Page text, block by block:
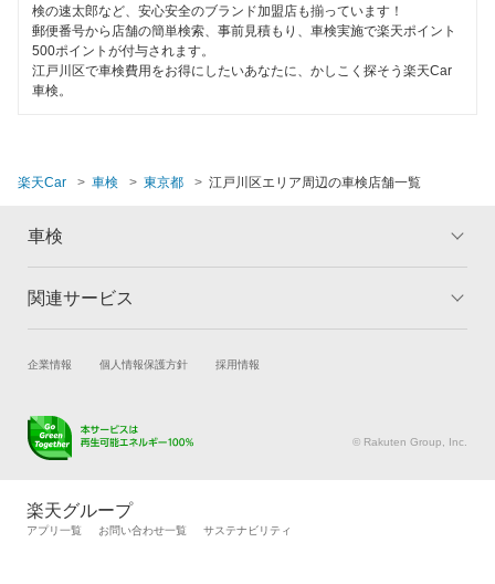
目黒区
閉じる
検の速太郎など、安心安全のブランド加盟店も揃っています！
郵便番号から店舗の簡単検索、事前見積もり、車検実施で楽天ポイント
500ポイントが付与されます。
江戸川区で車検費用をお得にしたいあなたに、かしこく探そう楽天Car
車検。
楽天Car 車検 東京都 江戸川区エリア周辺の車検店舗一覧
車検
トップ
車検の基礎知識 キャンペーン一覧
関連サービス
試乗・商談 新車購入
キズ修理予約
メンテナンス管理
自動車カタログ 自動車保険
企業情報 個人情報保護方針 採用情報
© Rakuten Group, Inc.
楽天グループ
アプリ一覧 お問い合わせ一覧 サステナビリティ